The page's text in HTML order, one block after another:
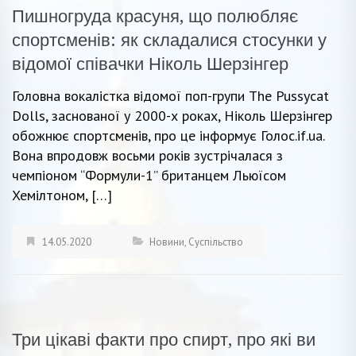
Пишногруда красуня, що полюбляє
спортсменів: як складалися стосунки у
відомої співачки Ніколь Шерзінгер
Головна вокалістка відомої поп-групи The Pussycat
Dolls, заснованої у 2000-х роках, Ніколь Шерзінгер
обожнює спортсменів, про це інформує Голос.if.ua.
Вона впродовж восьми років зустрічалася з
чемпіоном “Формули-1” британцем Льюїсом
Хемілтоном, […]
14.05.2020 Новини, Суспільство
Три цікаві факти про спирт, про які ви